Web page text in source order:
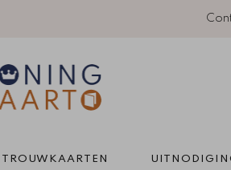
TROUWKAARTEN